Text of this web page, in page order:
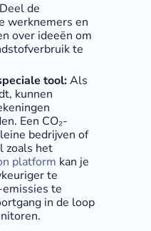
Deel de
werknemers en
over ideeën om
te
tool:Als
kunnen
Een CO₂-
bedrijven of
zoals het
platform kan je
te
te
in de loop